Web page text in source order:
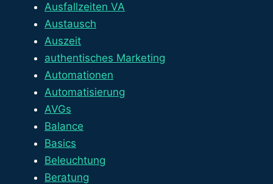
Ausfallzeiten VA
Austausch
Auszeit
authentisches Marketing
Automationen
Automatisierung
AVGs
Balance
Basics
Beleuchtung
Beratung